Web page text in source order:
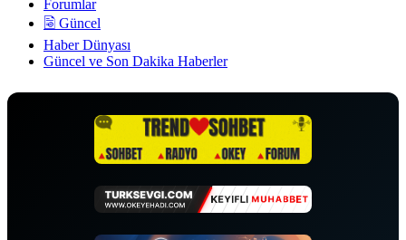
Forumlar
🗟 Güncel
Haber Dünyası
Güncel ve Son Dakika Haberler